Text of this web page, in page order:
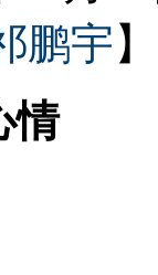
鹏宇 】
情